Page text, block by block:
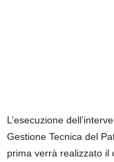
L’esecuzione
Gestione Tecnica del
prima verrà realizzato il